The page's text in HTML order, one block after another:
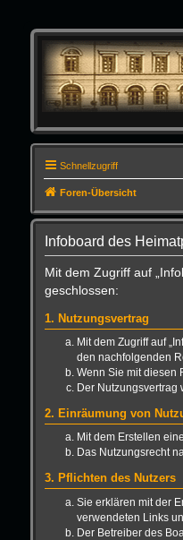
Schnellzugriff
Foren-Übersicht
Infoboard des
Mit dem Zugriff auf
geschlossen:
1. Nutzungsvertrag
Mit dem Zugriff auf
den nachfolgenden
Wenn Sie mit diesen
Der
2. Einräumung von
Mit dem Erstellen
Das Nutzungsrecht
3. Pflichten des Nutzers
Sie erklären mit der
verwendeten Links
Der Betreiber des